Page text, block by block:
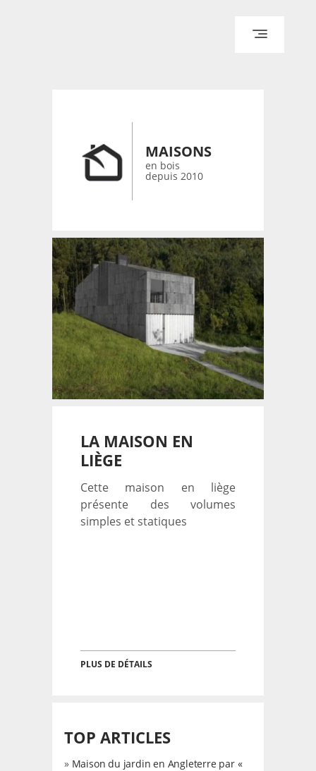
CONTACT
MAISONS
en bois
depuis 2010
LA MAISON EN
LIÈGE
Cette maison en liège
présente des volumes
simples et statiques
PLUS DE DÉTAILS
TOP ARTICLES
» Maison du jardin en Angleterre par «